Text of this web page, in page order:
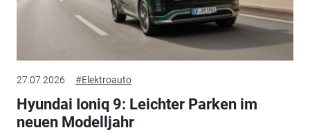
27.07.2026 #Elektroauto
Hyundai Ioniq 9: Leichter Parken im
neuen Modelljahr